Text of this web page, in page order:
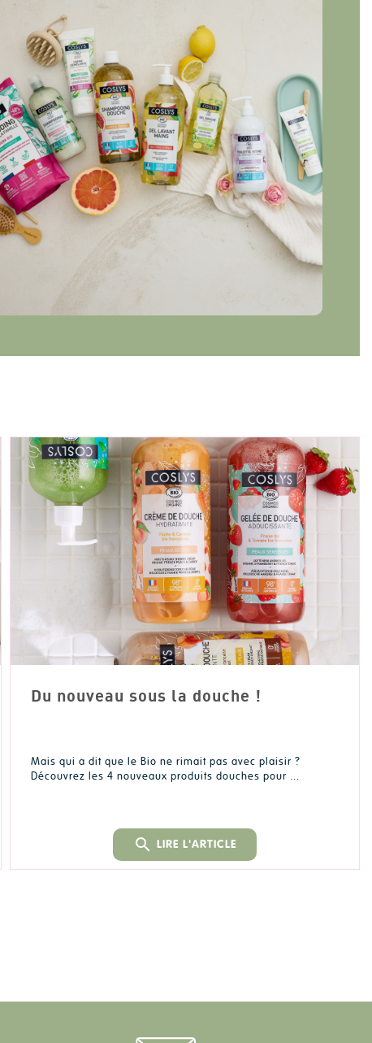
Du nouveau sous la douche !
Mais qui a dit que le Bio ne rimait pas avec plaisir ?
Découvrez les 4 nouveaux produits douches pour ...
search LIRE L'ARTICLE